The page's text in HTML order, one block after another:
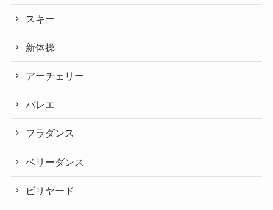
スキー
新体操
アーチェリー
バレエ
フラダンス
ベリーダンス
ビリヤード